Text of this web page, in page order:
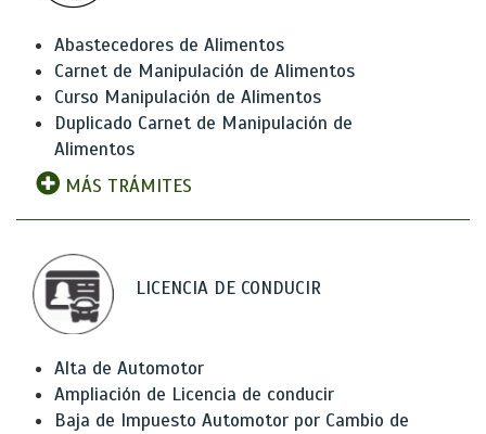
Abastecedores de Alimentos
Carnet de Manipulación de Alimentos
Curso Manipulación de Alimentos
Duplicado Carnet de Manipulación de
Alimentos
MÁS TRÁMITES
LICENCIA DE CONDUCIR
Alta de Automotor
Ampliación de Licencia de conducir
Baja de Impuesto Automotor por Cambio de